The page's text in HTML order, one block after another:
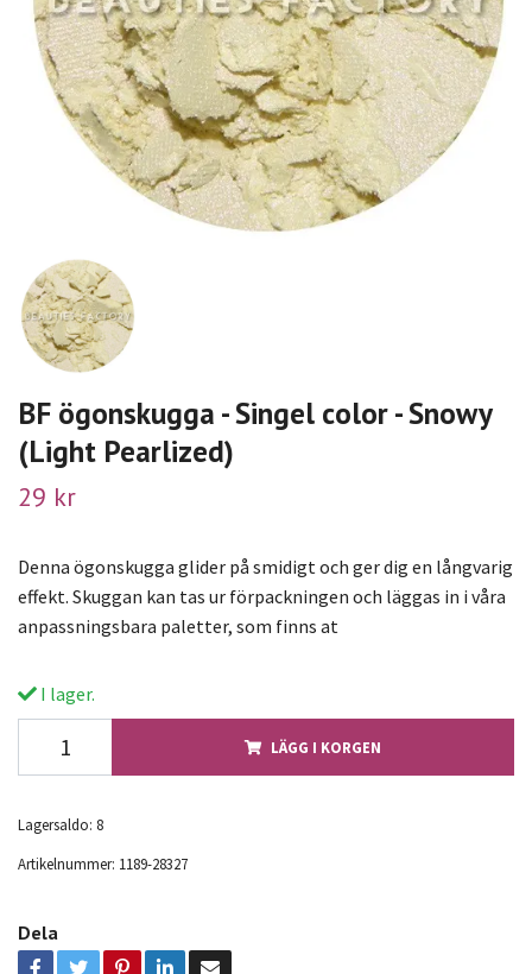
BF ögonskugga - Singel color - Snowy
(Light Pearlized)
29 kr
Denna ögonskugga glider på smidigt och ger dig en långvarig
effekt. Skuggan kan tas ur förpackningen och läggas in i våra
anpassningsbara paletter, som finns at
I lager.
LÄGG I KORGEN
Lagersaldo: 8
Artikelnummer: 1189-28327
Dela